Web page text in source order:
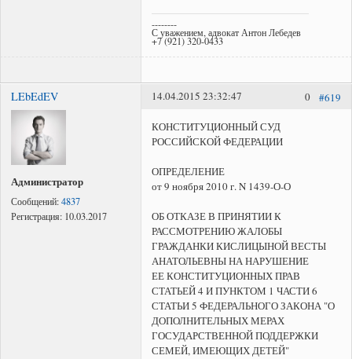
--------
С уважением, адвокат Антон Лебедев
+7 (921) 320-0433
LEbEdEV
Администратор
Сообщений:4837
Регистрация: 10.03.2017
#619
0
14.04.2015 23:32:47
КОНСТИТУЦИОННЫЙ СУД
РОССИЙСКОЙ ФЕДЕРАЦИИ
ОПРЕДЕЛЕНИЕ
от 9 ноября 2010 г. N 1439-О-О
ОБ ОТКАЗЕ В ПРИНЯТИИ К
РАССМОТРЕНИЮ ЖАЛОБЫ
ГРАЖДАНКИ КИСЛИЦЫНОЙ ВЕСТЫ
АНАТОЛЬЕВНЫ НА НАРУШЕНИЕ
ЕЕ КОНСТИТУЦИОННЫХ ПРАВ
СТАТЬЕЙ 4 И ПУНКТОМ 1 ЧАСТИ 6
СТАТЬИ 5 ФЕДЕРАЛЬНОГО ЗАКОНА "О
ДОПОЛНИТЕЛЬНЫХ МЕРАХ
ГОСУДАРСТВЕННОЙ ПОДДЕРЖКИ
СЕМЕЙ, ИМЕЮЩИХ ДЕТЕЙ"